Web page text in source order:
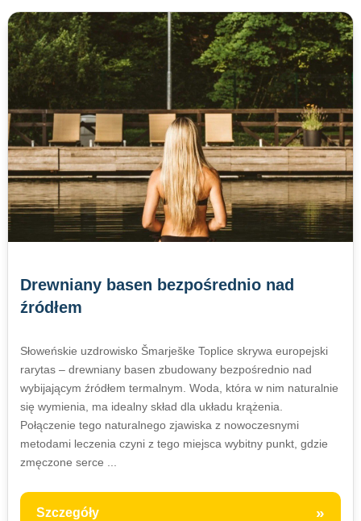
Drewniany basen bezpośrednio nad
źródłem
Słoweńskie uzdrowisko Šmarješke Toplice skrywa europejski
rarytas – drewniany basen zbudowany bezpośrednio nad
wybijającym źródłem termalnym. Woda, która w nim naturalnie
się wymienia, ma idealny skład dla układu krążenia.
Połączenie tego naturalnego zjawiska z nowoczesnymi
metodami leczenia czyni z tego miejsca wybitny punkt, gdzie
zmęczone serce ...
Szczegóły »